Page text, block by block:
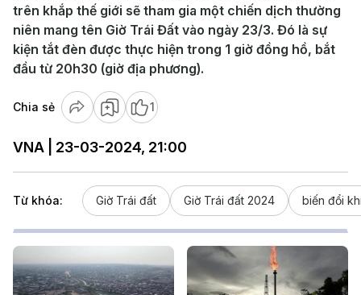
trên khắp thế giới sẽ tham gia một chiến dịch thường
niên mang tên Giờ Trái Đất vào ngày 23/3. Đó là sự
kiện tắt đèn được thực hiện trong 1 giờ đồng hồ, bắt
đầu từ 20h30 (giờ địa phương).
Chia sẻ 1
VNA | 23-03-2024, 21:00
Từ khóa: Giờ Trái đất Giờ Trái đất 2024 biến đổi